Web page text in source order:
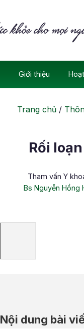
Giới thiệu
Trang chủ/
Rối
Tham vấn Y
Bs Nguyễn Hồng
Nội dung bài